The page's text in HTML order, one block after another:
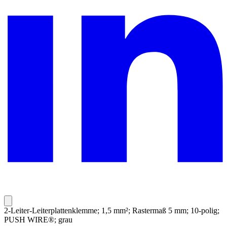
2-Leiter-Leiterplattenklemme; 1,5 mm²; Rastermaß 5 mm; 10-polig;
PUSH WIRE®; grau